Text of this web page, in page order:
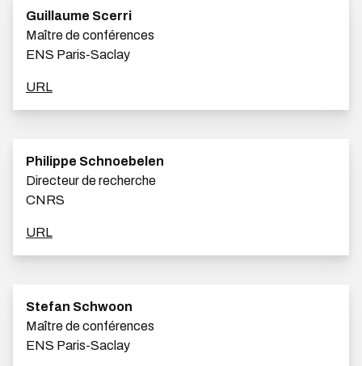
Guillaume Scerri
Maître de conférences
ENS Paris-Saclay
URL
Philippe Schnoebelen
Directeur de recherche
CNRS
URL
Stefan Schwoon
Maître de conférences
ENS Paris-Saclay